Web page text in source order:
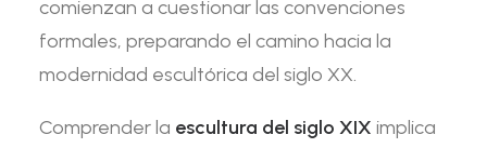
comienzan a cuestionar las convenciones
formales, preparando el camino hacia la
modernidad escultórica del siglo XX.
Comprender la escultura del siglo XIX implica